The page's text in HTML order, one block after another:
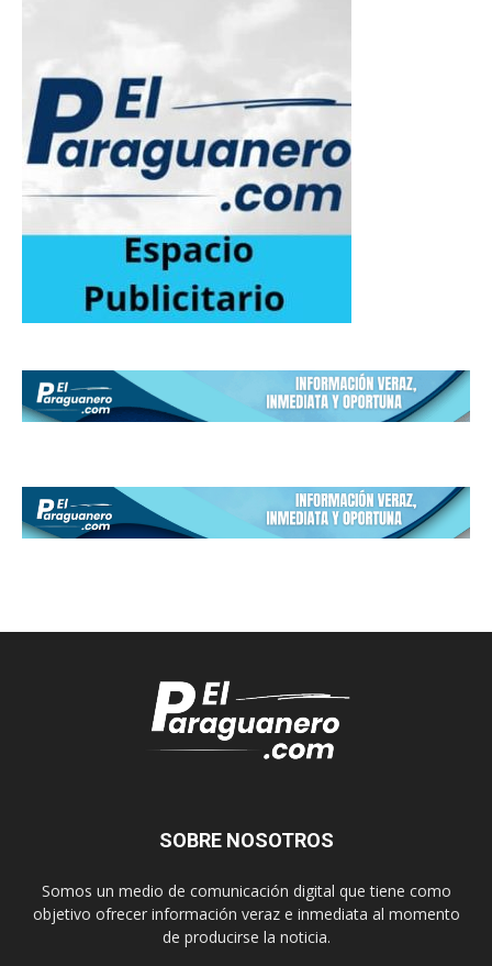
SOBRE NOSOTROS
Somos un medio de comunicación digital que tiene como
objetivo ofrecer información veraz e inmediata al momento
de producirse la noticia.